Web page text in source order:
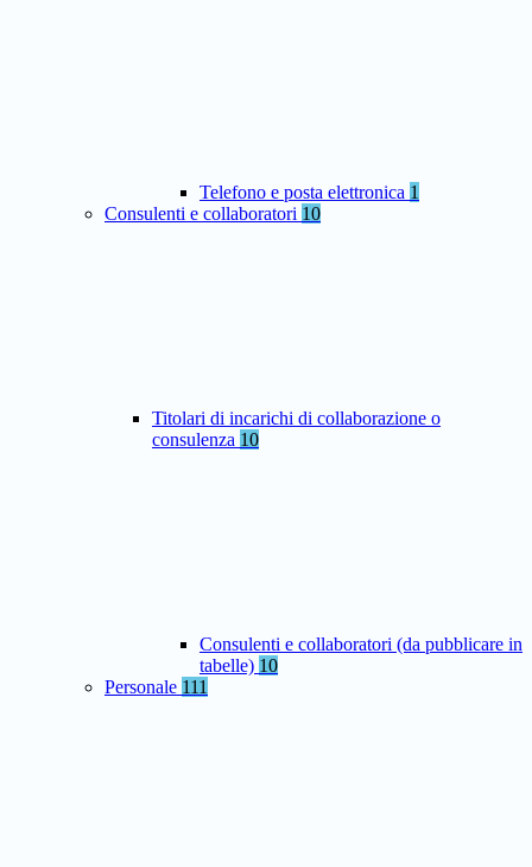
Telefono e posta elettronica 1
Consulenti e collaboratori 10
Titolari di incarichi di collaborazione o
consulenza 10
Consulenti e collaboratori (da pubblicare in
tabelle) 10
Personale 111